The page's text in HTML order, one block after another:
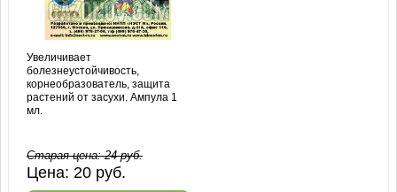
Увеличивает
болезнеустойчивость,
корнеобразователь, защита
растений от засухи. Ампула 1
мл.
Старая цена:24руб.
Цена: 20 руб.